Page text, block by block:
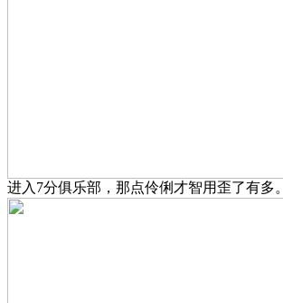
进入7分俱乐部，那点伶俐才智用歪了有多。